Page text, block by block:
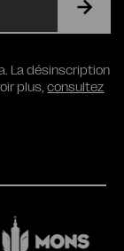
La désinscription
plus,consultez